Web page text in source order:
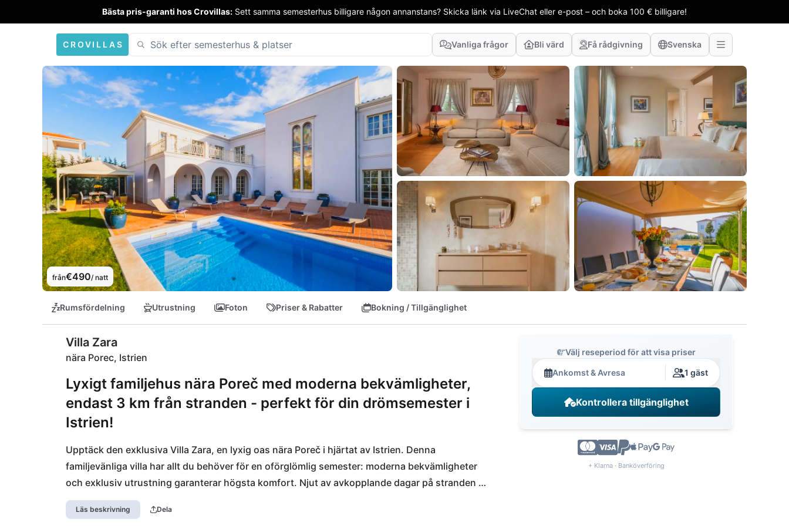
Bästa pris-garanti hos Crovillas: Sett samma semesterhus billigare någon annanstans? Skicka länk via LiveChat eller e-post – och boka 100 € billigare!
CROVILLAS Vanliga frågor Bli värd Få rådgivning Svenska
från€490/ natt
Rumsfördelning Utrustning Foton Priser & Rabatter Bokning / Tillgänglighet
Villa Zara
nära Porec, Istrien
Lyxigt familjehus nära Poreč med moderna bekvämligheter,
endast 3 km från stranden - perfekt för din drömsemester i
Istrien!
Upptäck den exklusiva Villa Zara, en lyxig oas nära Poreč i hjärtat av Istrien. Denna
familjevänliga villa har allt du behöver för en oförglömlig semester: moderna bekvämligheter
och exklusiv utrustning garanterar högsta komfort. Njut av avkopplande dagar på stranden
Crnika, bara 3 km bort, eller utforska den pittoreska staden Novigrad mindre än 10 km bort.
Läs beskrivning Dela
Välj reseperiod för att visa priser
Ankomst & Avresa 1 gäst
Kontrollera tillgänglighet
+ Klarna · Banköverföring